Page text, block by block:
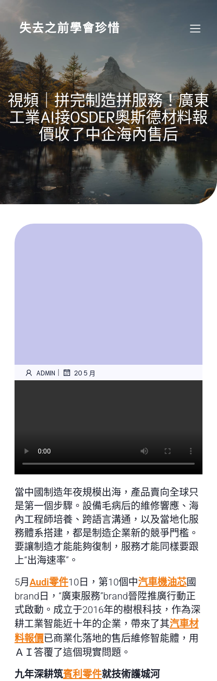
content
失去之前學會珍惜
視頻｜拼完制造拼服務！廣東
工業AI接OSDER奧斯德材料報
價收了中企海內售后
ADMIN | 20 5 月
當中國制造年夜規模出海，產品賣向全球只
是第一個步驟。設備毛病后的維修響應、海
內工程師培養、跨語言溝通，以及當地化服
務體系搭建，都是制造企業新的競爭門檻。
要讓制造才能能夠復制，服務才能同樣要跟
上“出海速率”。
5月 Audi零件10日，第10個中汽車機油芯國
brand日，“廣東服務”brand晉陞推廣行動正
式啟動。成立于2016年的樹根科技，作為深
耕工業智能近十年的企業，帶來了其汽車材
料報價已商業化落地的售后維修智能體，用
ＡＩ答覆了這個現實問題。
九年深耕筑賓利零件就技術護城河